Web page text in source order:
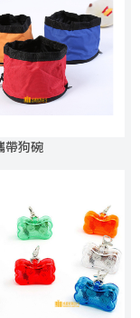
帶狗碗